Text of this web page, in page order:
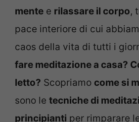
mente e rilassare il corpo,
pace interiore di cui
caos della vita di tutti i
fare meditazione a casa?
letto? Scopriamo come si
sono le tecniche di
principianti per rimparare